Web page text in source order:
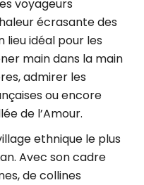
voyageurs
écrasante des
lieu idéal pour les
main dans la main
admirer les
ou encore
de l’Amour.
ethnique le plus
Avec son cadre
de collines